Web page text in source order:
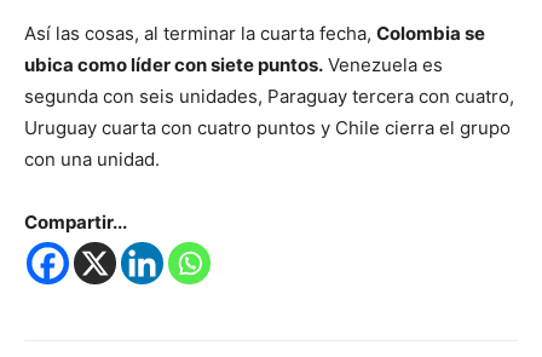
Así las cosas, al terminar la cuarta fecha, Colombia se
ubica como líder con siete puntos. Venezuela es
segunda con seis unidades, Paraguay tercera con cuatro,
Uruguay cuarta con cuatro puntos y Chile cierra el grupo
con una unidad.
Compartir...